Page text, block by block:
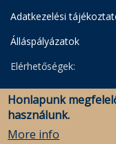
Adatkezelési
Álláspályázatok
Elérhetőségek:
Egyetemi
Levéltár
Savaria Könyvtár
Honlapunk
használunk.
More info